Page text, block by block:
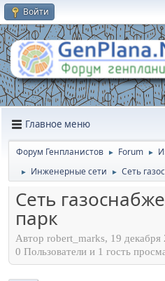
Войти
Главное меню
Форум Генпланистов ► Forum ►
► Инженерные сети ► Сеть
Сеть
парк
Автор robert_marks, 19 декабря
0 Пользователи и 1 гость